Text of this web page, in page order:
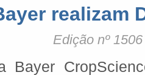
realizam
Edição nº
Bayer